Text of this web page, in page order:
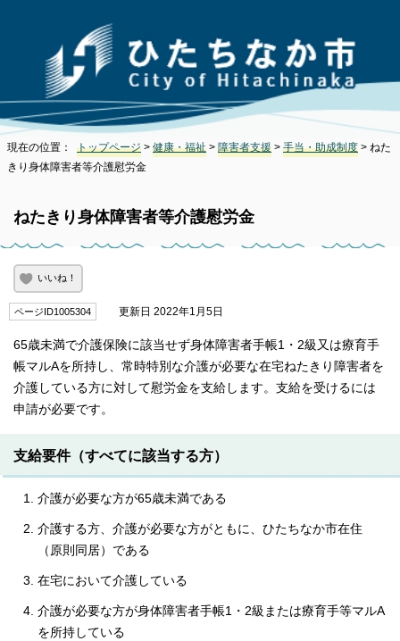
現在の位置： トップページ > 健康・福祉 > 障害者支援 > 手当・助成制度 > ねた
きり身体障害者等介護慰労金
ねたきり身体障害者等介護慰労金
いいね！
ページID1005304 更新日 2022年1月5日
65歳未満で介護保険に該当せず身体障害者手帳1・2級又は療育手
帳マルAを所持し、常時特別な介護が必要な在宅ねたきり障害者を
介護している方に対して慰労金を支給します。支給を受けるには
申請が必要です。
支給要件（すべてに該当する方）
介護が必要な方が65歳未満である
介護する方、介護が必要な方がともに、ひたちなか市在住
（原則同居）である
在宅において介護している
介護が必要な方が身体障害者手帳1・2級または療育手等マルA
を所持している